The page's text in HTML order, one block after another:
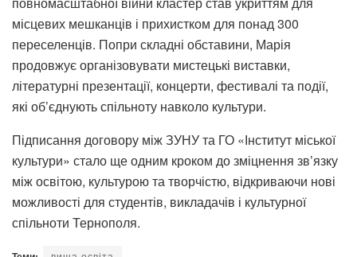
місцевих мешканців і прихистком для понад 300
переселенців. Попри складні обставини, Марія
продовжує організовувати мистецькі виставки,
літературні презентації, концерти, фестивалі та події,
які об’єднують спільноту навколо культури.
Підписання договору між ЗУНУ та ГО «Інститут міської
культури» стало ще одним кроком до зміцнення зв’язку
між освітою, культурою та творчістю, відкриваючи нові
можливості для студентів, викладачів і культурної
спільноти Тернополя.